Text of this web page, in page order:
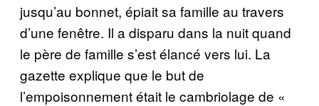
jusqu’au bonnet, épiait sa famille au travers
d’une fenêtre. Il a disparu dans la nuit quand
le père de famille s’est élancé vers lui. La
gazette explique que le but de
l’empoisonnement était le cambriolage de «